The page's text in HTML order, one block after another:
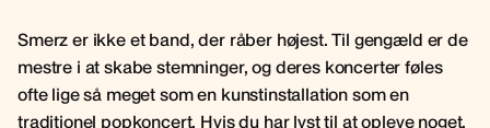
Smerz er ikke et band, der råber højest. Til gengæld er de
mestre i at skabe stemninger, og deres koncerter føles
ofte lige så meget som en kunstinstallation som en
traditionel popkoncert. Hvis du har lyst til at opleve noget,